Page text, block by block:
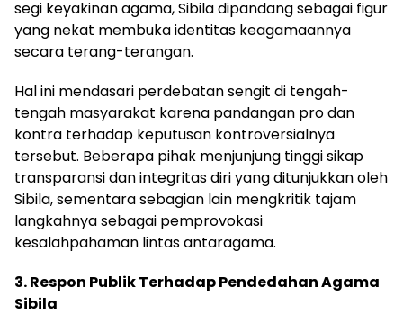
segi keyakinan agama, Sibila dipandang sebagai figur
yang nekat membuka identitas keagamaannya
secara terang-terangan.
Hal ini mendasari perdebatan sengit di tengah-
tengah masyarakat karena pandangan pro dan
kontra terhadap keputusan kontroversialnya
tersebut. Beberapa pihak menjunjung tinggi sikap
transparansi dan integritas diri yang ditunjukkan oleh
Sibila, sementara sebagian lain mengkritik tajam
langkahnya sebagai pemprovokasi
kesalahpahaman lintas antaragama.
3. Respon Publik Terhadap Pendedahan Agama
Sibila